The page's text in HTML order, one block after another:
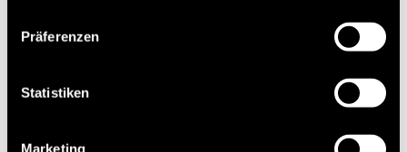
Präferenzen
Statistiken
Marketing